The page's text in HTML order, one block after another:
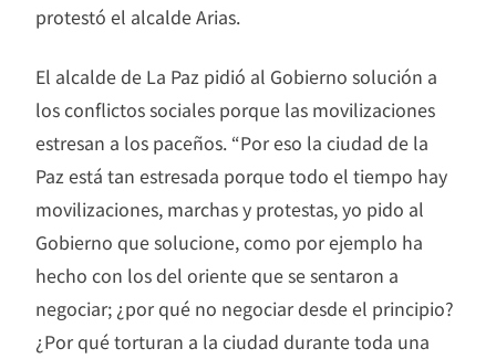
protestó el alcalde Arias.
El alcalde de La Paz pidió al Gobierno solución a
los conflictos sociales porque las movilizaciones
estresan a los paceños. “Por eso la ciudad de la
Paz está tan estresada porque todo el tiempo hay
movilizaciones, marchas y protestas, yo pido al
Gobierno que solucione, como por ejemplo ha
hecho con los del oriente que se sentaron a
negociar; ¿por qué no negociar desde el principio?
¿Por qué torturan a la ciudad durante toda una